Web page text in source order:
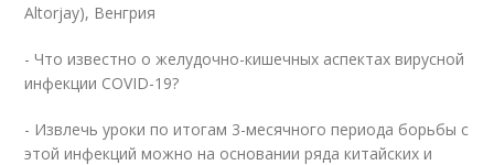
Altorjay), Венгрия
- Что известно о желудочно-кишечных аспектах вирусной
инфекции COVID-19?
- Извлечь уроки по итогам 3-месячного периода борьбы с
этой инфекций можно на основании ряда китайских и